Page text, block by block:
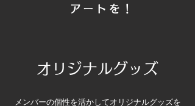
アートを！
​オリジナルグッズ
​メンバーの個性を活かしてオリジナルグッズを